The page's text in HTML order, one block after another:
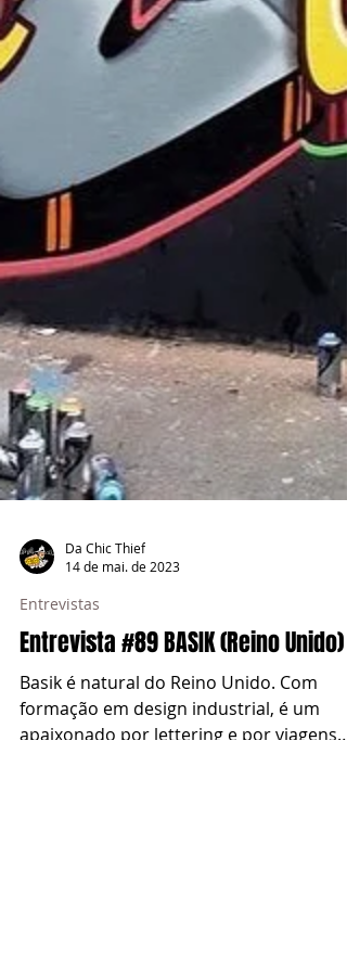
14 de mai. de 2023
Entrevistas
Entrevista #89 BASIK (Reino Unido)